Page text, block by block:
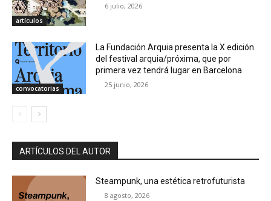
artículos
6 julio, 2026
convocatorias
La Fundación Arquia presenta la X edición
del festival arquia/próxima, que por
primera vez tendrá lugar en Barcelona
25 junio, 2026
ARTÍCULOS DEL AUTOR
Steampunk, una estética retrofuturista
8 agosto, 2026